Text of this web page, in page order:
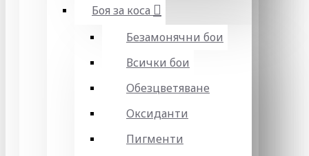
Боя за коса
Безамонячни бои
Всички бои
Обезцветяване
Оксиданти
Пигменти